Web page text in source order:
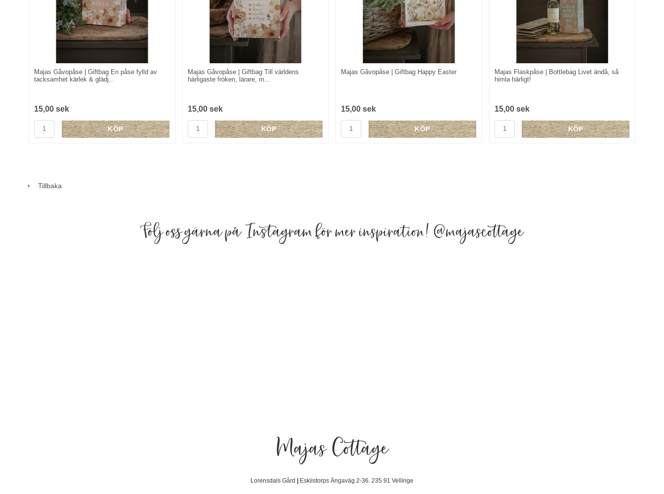
Majas Gåvopåse | Giftbag En påse fylld av
tacksamhet kärlek & glädj...
15,00 sek
KÖP
Majas Gåvopåse | Giftbag Till världens
härligaste fröken, lärare, m...
15,00 sek
KÖP
Majas Gåvopåse | Giftbag Happy Easter
15,00 sek
KÖP
Majas Flaskpåse | Bottlebag Livet ändå, så
himla härligt!
15,00 sek
KÖP
Tillbaka
Följ oss gärna på Instagram för mer inspiration!@majascottage
Majas Cottage
Lorensdals Gård Eskilstorps Ängaväg 2-36. 235 91 Vellinge